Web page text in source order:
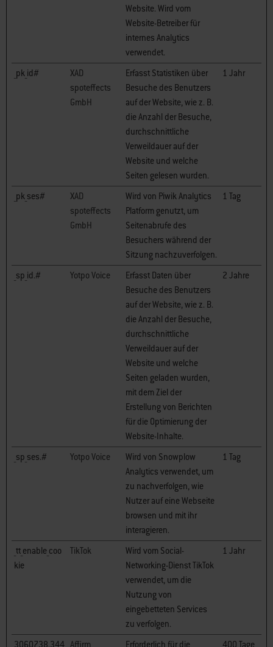
Website. Wird vom
Website-Betreiber für
internes Analytics
verwendet.
_pk_id#
XAD
spoteffects
GmbH
Erfasst Statistiken über
Besuche des Benutzers
auf der Website, wie z. B.
die Anzahl der Besuche,
durchschnittliche
Verweildauer auf der
Website und welche
Seiten gelesen wurden.
1 Jahr
_pk_ses#
XAD
spoteffects
GmbH
Wird von Piwik Analytics
Platform genutzt, um
Seitenabrufe des
Besuchers während der
Sitzung nachzuverfolgen.
1 Tag
_sp_id.# Yotpo Voice
Erfasst Daten über
Besuche des Benutzers
auf der Website, wie z. B.
die Anzahl der Besuche,
durchschnittliche
Verweildauer auf der
Website und welche
Seiten geladen wurden,
mit dem Ziel der
Erstellung von Berichten
für die Optimierung der
Website-Inhalte.
2 Jahre
_sp_ses.# Yotpo Voice
Wird von Snowplow
Analytics verwendet, um
zu nachverfolgen, wie
Nutzer auf eine Webseite
browsen und mit ihr
interagieren.
1 Tag
_tt_enable_coo
kie
TikTok
Wird vom Social-
Networking-Dienst TikTok
verwendet, um die
Nutzung von
eingebetteten Services
zu verfolgen.
1 Jahr
3060738.344 Affirm Erforderlich für die 400 Tage